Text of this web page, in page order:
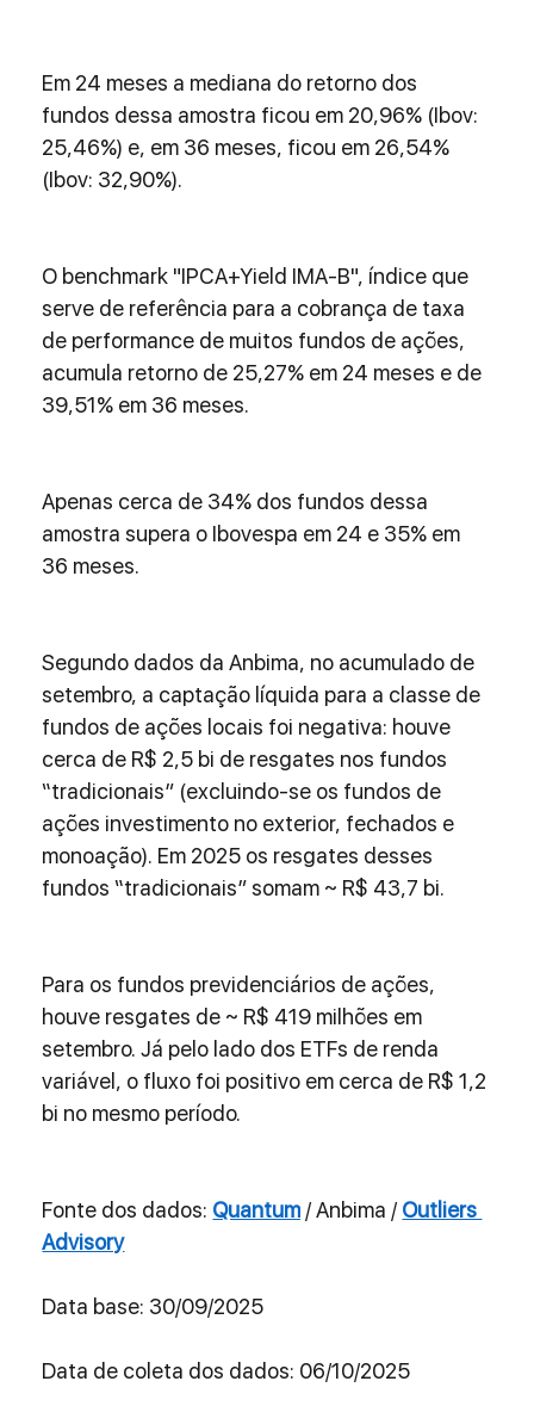
Em 24 meses a mediana do retorno dos
fundos dessa amostra ficou em 20,96% (Ibov:
25,46%) e, em 36 meses, ficou em 26,54%
(Ibov: 32,90%).
O benchmark "IPCA+Yield IMA-B", índice que
serve de referência para a cobrança de taxa
de performance de muitos fundos de ações,
acumula retorno de 25,27% em 24 meses e de
39,51% em 36 meses.
Apenas cerca de 34% dos fundos dessa
amostra supera o Ibovespa em 24 e 35% em
36 meses.
Segundo dados da Anbima, no acumulado de
setembro, a captação líquida para a classe de
fundos de ações locais foi negativa: houve
cerca de R$ 2,5 bi de resgates nos fundos
“tradicionais” (excluindo-se os fundos de
ações investimento no exterior, fechados e
monoação). Em 2025 os resgates desses
fundos “tradicionais” somam ~ R$ 43,7 bi.
Para os fundos previdenciários de ações,
houve resgates de ~ R$ 419 milhões em
setembro. Já pelo lado dos ETFs de renda
variável, o fluxo foi positivo em cerca de R$ 1,2
bi no mesmo período.
Fonte dos dados: Quantum / Anbima / Outliers
Advisory
Data base: 30/09/2025
Data de coleta dos dados: 06/10/2025